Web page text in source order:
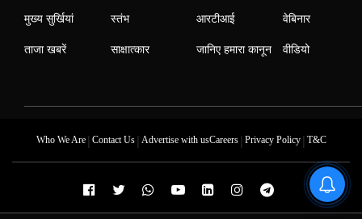
मुख्य सुर्खियां
ताजा खबरें
स्तंभ
साक्षात्कार
आरटीआई
जानिए हमारा कानून
वेबिनार
वीडियो
Who We Are| Contact Us| Advertise with usCareers| Privacy Policy| T&C